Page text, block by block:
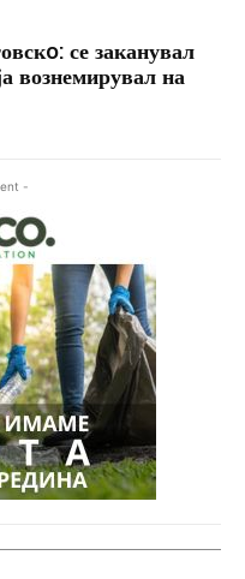
се заканувал
вознемирувал на
-